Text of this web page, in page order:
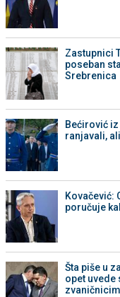
Zastupnici
poseban
Srebrenica
Bećirović
ranjavali,
Kovačević:
poručuje
Šta piše u
opet uvede